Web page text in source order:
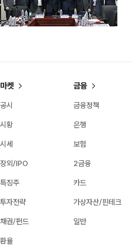
마켓
공시
시황
시세
장외/IPO
특징주
투자전략
채권/펀드
환율
금융
금융정책
은행
보험
2금융
카드
가상자산/핀테크
일반